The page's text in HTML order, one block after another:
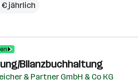
€ jährlich
Bilanzbuchhaltung
& Partner GmbH & Co KG